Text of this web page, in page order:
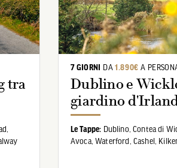
tra
7 GIORNI DA1.890€ A
Dublino e
giardino
Le Tappe: Dublino, Contea di
Avoca, Waterford, Cashel,